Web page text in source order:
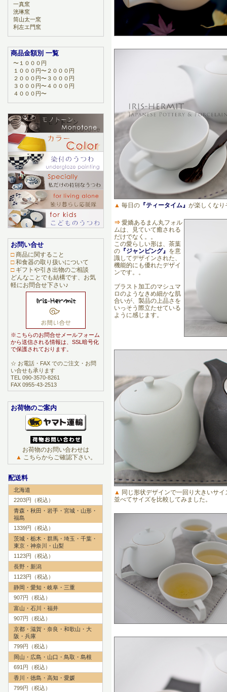
▲ 毎日の 『ティータイム』 が楽しくなり
⇒ 愛嬌あるまん丸フォル
ムは、見ていて癒される
だけでなく。。
この愛らしい形は、茶葉
の 『ジャンピング』 を意
識してデザインされた、
機能的にも優れたデザイ
ンです。。
ブラスト加工のマシュマ
ロのようなきめ細かな肌
合いが、製品の上品さを
いっそう際立たせている
ように感じます。
▲ 同じ形状デザインで一回り大きいサイ
並べてサイズを比較してみました。
一真窯
洸琳窯
筒山太一窯
利左エ門窯
商品金額別 一覧
〜１０００円
１０００円〜２０００円
２０００円〜３０００円
３０００円〜４０００円
４０００円〜
お問い合せ
□商品に関すること
□和食器の取り扱いについて
□ギフトや引き出物のご相談
どんなことでも結構です、お気
軽にお問合せ下さい♪
※こちらのお問合せメールフォーム
から送信される情報は、SSL暗号化
で保護されております。
☆ お電話・FAX でのご注文・お問
い合せも承ります
TEL 090-3570-8261
FAX 0955-43-2513
お荷物のご案内
お荷物のお問い合わせは
▲ こちらからご確認下さい。
配送料
北海道
2203円（税込）
青森・秋田・岩手・宮城・山形・
福島
1339円（税込）
茨城・栃木・群馬・埼玉・千葉・
東京・神奈川・山梨
1123円（税込）
長野・新潟
1123円（税込）
静岡・愛知・岐阜・三重
907円（税込）
富山・石川・福井
907円（税込）
京都・滋賀・奈良・和歌山・大
阪・兵庫
799円（税込）
岡山・広島・山口・鳥取・島根
691円（税込）
香川・徳島・高知・愛媛
799円（税込）